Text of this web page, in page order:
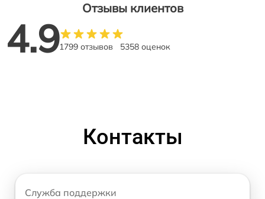
Отзывы клиентов
4.91799 отзывов 5358 оценок
Контакты
Служба поддержки